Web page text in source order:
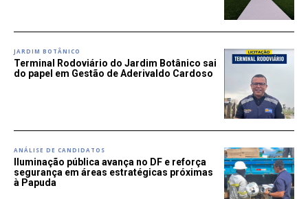
JARDIM BOTÂNICO
Terminal Rodoviário do Jardim Botânico sai
do papel em Gestão de Aderivaldo Cardoso
ANÁLISE DE CANDIDATOS
Iluminação pública avança no DF e reforça
segurança em áreas estratégicas próximas
à Papuda